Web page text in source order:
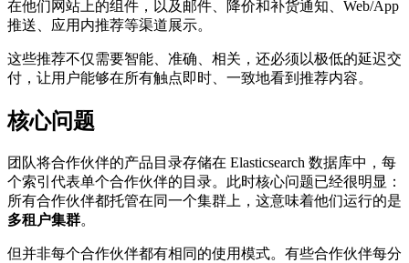
在他们网站上的组件，以及邮件、降价和补货通知、Web/App
推送、应用内推荐等渠道展示。
这些推荐不仅需要智能、准确、相关，还必须以极低的延迟交
付，让用户能够在所有触点即时、一致地看到推荐内容。
核心问题
团队将合作伙伴的产品目录存储在 Elasticsearch 数据库中，每
个索引代表单个合作伙伴的目录。此时核心问题已经很明显：
所有合作伙伴都托管在同一个集群上，这意味着他们运行的是
多租户集群。
但并非每个合作伙伴都有相同的使用模式。有些合作伙伴每分